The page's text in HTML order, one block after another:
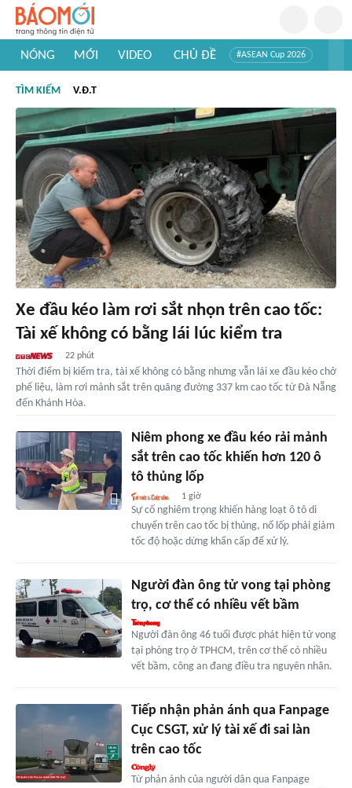
NÓNG MỚI VIDEO CHỦ ĐỀ #ASEAN Cup 2026
#Khám phá thế giới
TÌM KIẾM V.Đ.T
Xe đầu kéo làm rơi sắt nhọn trên cao tốc:
Tài xế không có bằng lái lúc kiểm tra
22 phút
Thời điểm bị kiểm tra, tài xế không có bằng nhưng vẫn lái xe đầu kéo chở
phế liệu, làm rơi mảnh sắt trên quãng đường 337 km cao tốc từ Đà Nẵng
đến Khánh Hòa.
Niêm phong xe đầu kéo rải mảnh
sắt trên cao tốc khiến hơn 120 ô
tô thủng lốp
1 giờ
Sự cố nghiêm trọng khiến hàng loạt ô tô di
chuyển trên cao tốc bị thủng, nổ lốp phải giảm
tốc độ hoặc dừng khẩn cấp để xử lý.
Người đàn ông tử vong tại phòng
trọ, cơ thể có nhiều vết bầm
Người đàn ông 46 tuổi được phát hiện tử vong
tại phòng trọ ở TPHCM, trên cơ thể có nhiều
vết bầm, công an đang điều tra nguyên nhân.
Tiếp nhận phản ánh qua Fanpage
Cục CSGT, xử lý tài xế đi sai làn
trên cao tốc
Từ phản ánh của người dân qua Fanpage